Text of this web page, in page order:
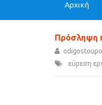
Αρχική
Πρόσληψη
εύρεση